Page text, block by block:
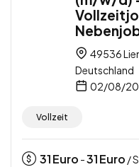
49536
Deutschland
02/08/
Vollzeit
31Euro -31Euro /